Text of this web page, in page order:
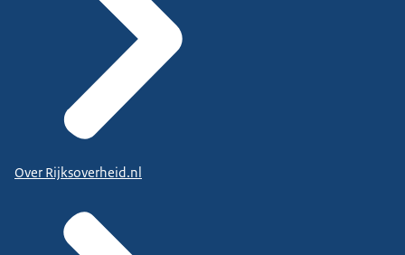
Over Rijksoverheid.nl